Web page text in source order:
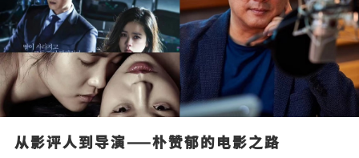
从影评人到导演——朴赞郁的电影之路